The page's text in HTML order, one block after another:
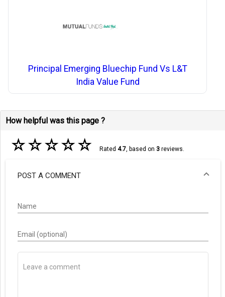
Principal Emerging Bluechip Fund Vs L&T
India Value Fund
How helpful was this page ?
☆☆☆☆☆ Rated 4.7, based on 3reviews.
POST A COMMENT
Name
Email (optional)